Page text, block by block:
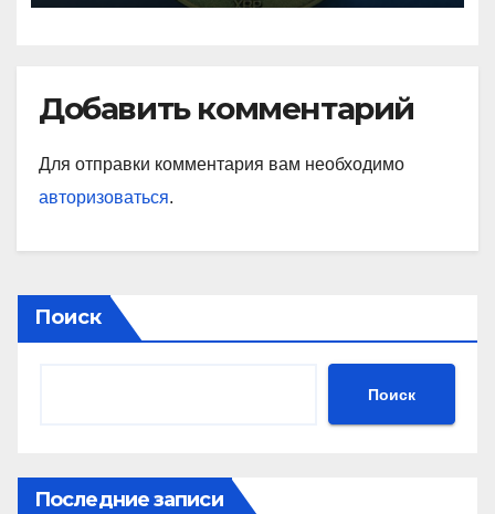
Добавить комментарий
Для отправки комментария вам необходимо
авторизоваться.
Поиск
Поиск
Последние записи